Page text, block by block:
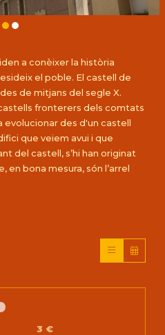
a conèixer la història
el poble. El castell de
de mitjans del segle X.
fronterers dels comtats
evolucionar des d'un castell
que veiem avui i que
del castell, s’hi han originat
en bona mesura, són l’arrel
3 €